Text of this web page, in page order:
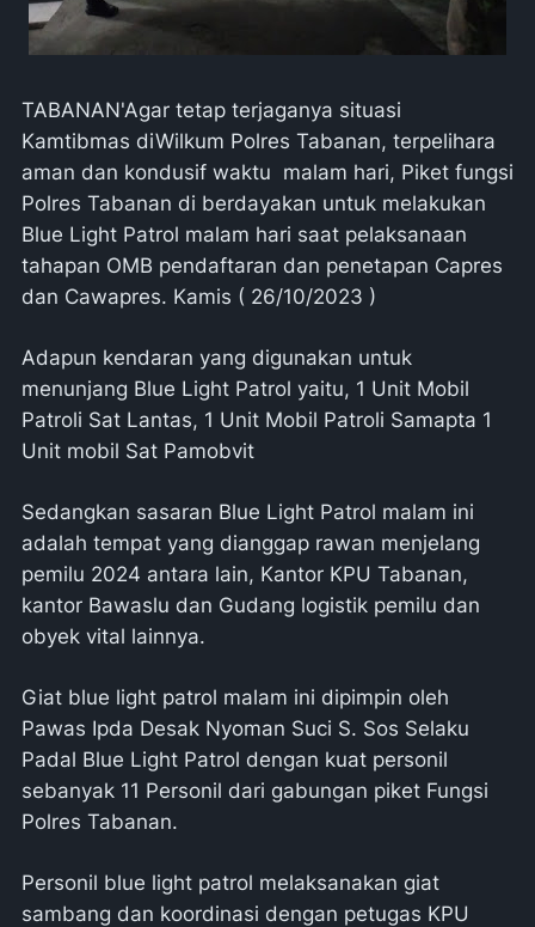
TABANAN'Agar tetap terjaganya situasi
Kamtibmas diWilkum Polres Tabanan, terpelihara
aman dan kondusif waktu malam hari, Piket fungsi
Polres Tabanan di berdayakan untuk melakukan
Blue Light Patrol malam hari saat pelaksanaan
tahapan OMB pendaftaran dan penetapan Capres
dan Cawapres. Kamis ( 26/10/2023 )
Adapun kendaran yang digunakan untuk
menunjang Blue Light Patrol yaitu, 1 Unit Mobil
Patroli Sat Lantas, 1 Unit Mobil Patroli Samapta 1
Unit mobil Sat Pamobvit
Sedangkan sasaran Blue Light Patrol malam ini
adalah tempat yang dianggap rawan menjelang
pemilu 2024 antara lain, Kantor KPU Tabanan,
kantor Bawaslu dan Gudang logistik pemilu dan
obyek vital lainnya.
Giat blue light patrol malam ini dipimpin oleh
Pawas Ipda Desak Nyoman Suci S. Sos Selaku
Padal Blue Light Patrol dengan kuat personil
sebanyak 11 Personil dari gabungan piket Fungsi
Polres Tabanan.
Personil blue light patrol melaksanakan giat
sambang dan koordinasi dengan petugas KPU